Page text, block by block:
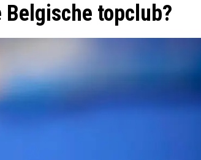
topclub?